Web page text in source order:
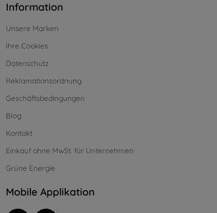
Information
Unsere Marken
Ihre Cookies
Datenschutz
Reklamationsordnung
Geschäftsbedingungen
Blog
Kontakt
Einkauf ohne MwSt. für Unternehmen
Grüne Energie
Mobile Applikation